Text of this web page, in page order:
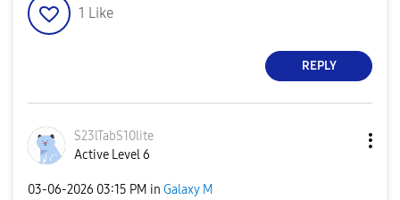
1 Like
REPLY
S23lTabS10lite
Active Level 6
‎03-06-2026 03:15 PM in Galaxy M